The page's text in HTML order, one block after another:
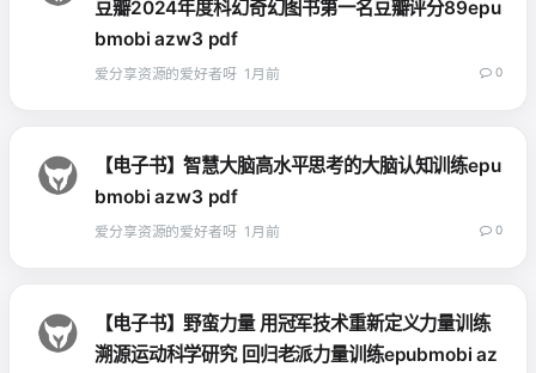
豆瓣2024年度科幻奇幻图书第一名豆瓣评分89epu
bmobi azw3 pdf
爱分享资源的爱好者呀 1月前 0
【电子书】智慧大脑高水平思考的大脑认知训练epu
bmobi azw3 pdf
爱分享资源的爱好者呀 1月前 0
【电子书】野蛮力量 用冠军技术重新定义力量训练
溯源运动科学研究 回归老派力量训练epubmobi az